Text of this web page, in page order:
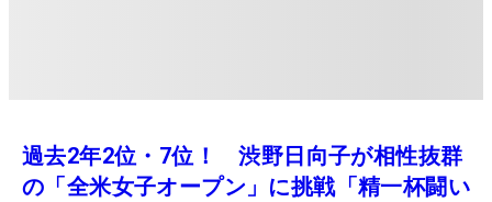
過去2年2位・7位！ 渋野日向子が相性抜群
の「全米女子オープン」に挑戦「精一杯闘い